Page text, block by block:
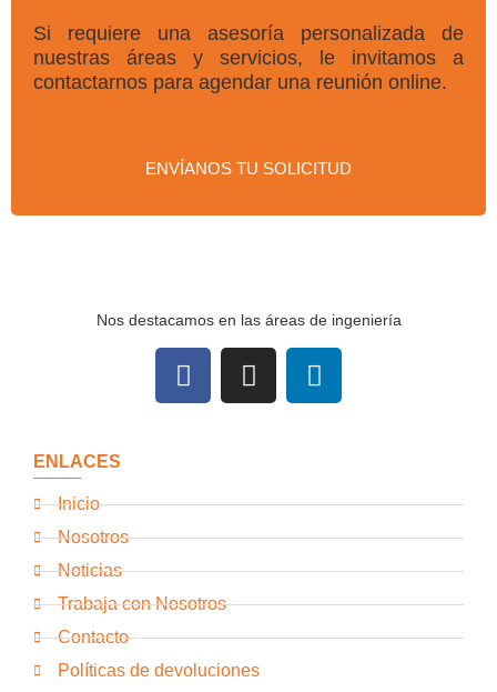
Si requiere una asesoría personalizada de
nuestras áreas y servicios, le invitamos a
contactarnos para agendar una reunión online.
ENVÍANOS TU SOLICITUD
Nos destacamos en las áreas de ingeniería
ENLACES
Inicio
Nosotros
Noticias
Trabaja con Nosotros
Contacto
Políticas de devoluciones